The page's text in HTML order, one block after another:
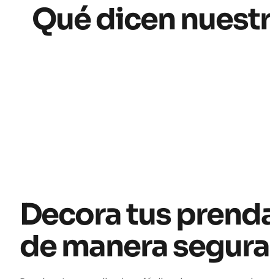
Qué dicen
Decora tus
de manera segura